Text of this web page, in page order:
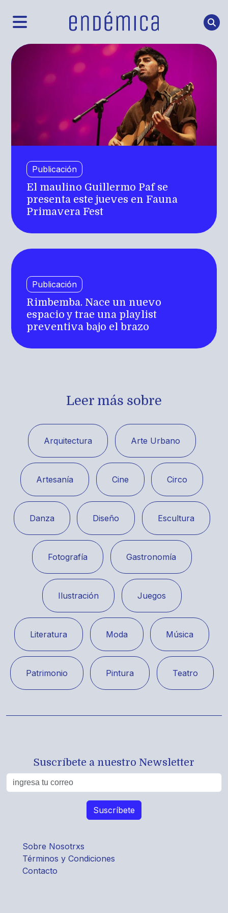
Publicación
El maulino Guillermo Paf se
presenta este jueves en Fauna
Primavera Fest
Publicación
Rimbemba. Nace un nuevo
espacio y trae una playlist
preventiva bajo el brazo
Leer más sobre
Arquitectura Arte Urbano
Artesanía Cine Circo
Danza Diseño Escultura
Fotografía Gastronomía
Ilustración Juegos
Literatura Moda Música
Patrimonio Pintura Teatro
Suscríbete a nuestro Newsletter
Sobre Nosotrxs
Términos y Condiciones
Contacto